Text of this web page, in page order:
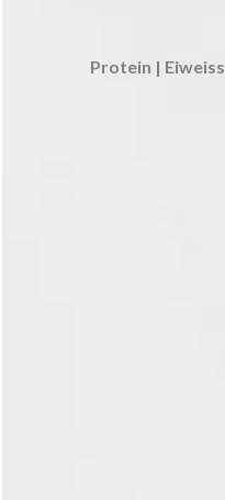
Protein | Eiweiss